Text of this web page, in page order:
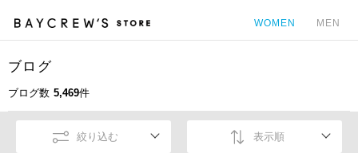
WOMEN MEN
ブログ
ブログ数 5,469件
絞り込む 表示順